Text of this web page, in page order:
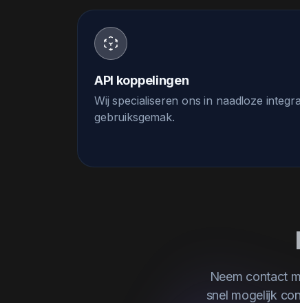
API koppelingen
Wij specialiseren ons in naadloze
gebruiksgemak.
Neem contact
snel mogelijk